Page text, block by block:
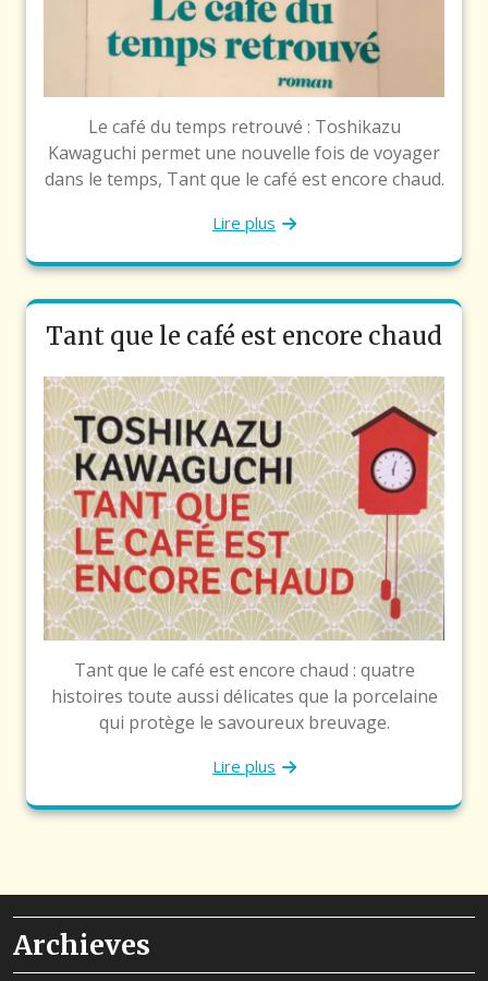
Le café du temps retrouvé : Toshikazu
Kawaguchi permet une nouvelle fois de voyager
dans le temps, Tant que le café est encore chaud.
Lire plus
Tant que le café est encore chaud
Tant que le café est encore chaud : quatre
histoires toute aussi délicates que la porcelaine
qui protège le savoureux breuvage.
Lire plus
Archieves